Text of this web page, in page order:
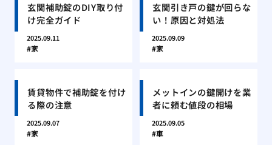
玄関補助錠のDIY取り付
け完全ガイド
2025.09.11
家
玄関引き戸の鍵が回らな
い！原因と対処法
2025.09.09
家
賃貸物件で補助錠を付け
る際の注意
2025.09.07
家
メットインの鍵開けを業
者に頼む値段の相場
2025.09.05
車